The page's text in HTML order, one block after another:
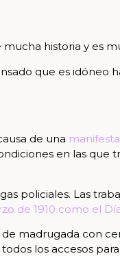
historia y es
que es
de una
en las que
policiales. Las
de 1910 como el
madrugada con
los accesos